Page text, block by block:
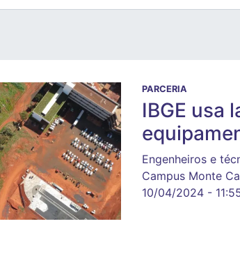
PARCERIA
IBGE usa
Engenheiros e
Campus Monte
10/04/2024 -